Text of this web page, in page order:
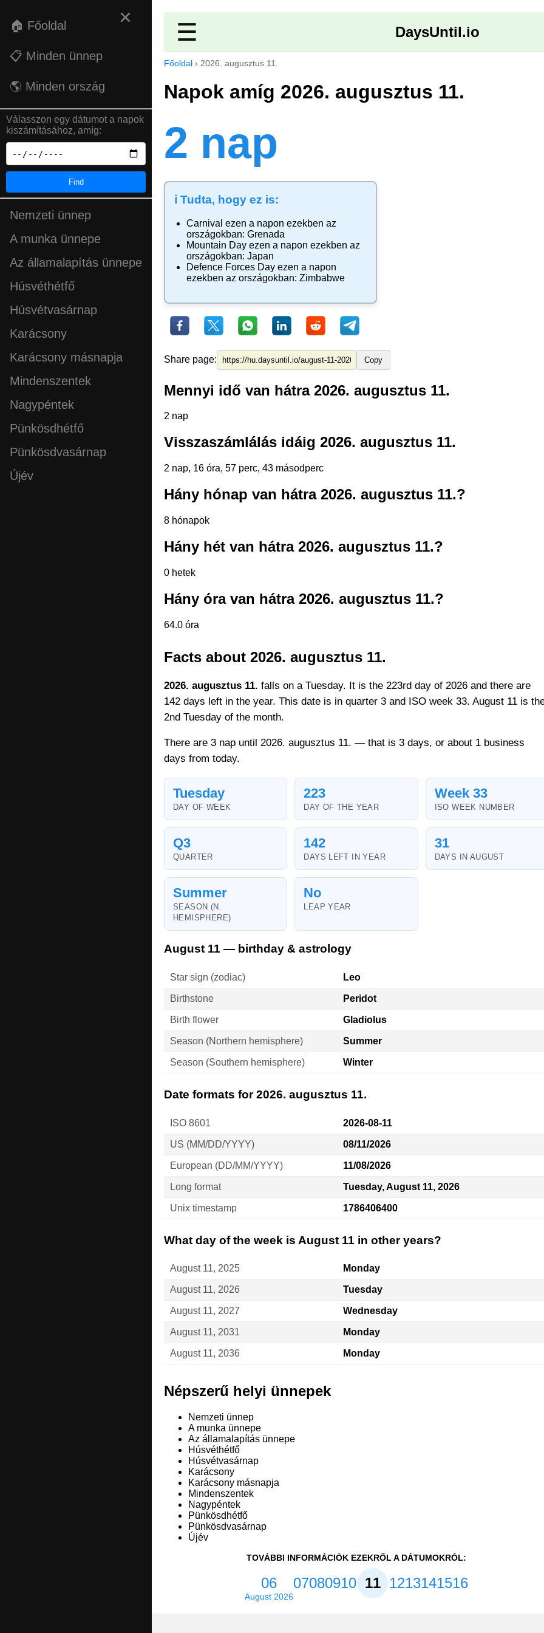
×
🏠 Főoldal
📋 Minden ünnep
🌎 Minden ország
Válasszon egy dátumot a napok
kiszámításához, amíg:
Find
Nemzeti ünnep
A munka ünnepe
Az államalapítás ünnepe
Húsvéthétfő
Húsvétvasárnap
Karácsony
Karácsony másnapja
Mindenszentek
Nagypéntek
Pünkösdhétfő
Pünkösdvasárnap
Újév
☰ DaysUntil.io
Főoldal › 2026. augusztus 11.
Napok amíg 2026. augusztus 11.
2 nap
ℹ️ Tudta, hogy ez is:
Carnival ezen a napon ezekben az
országokban: Grenada
Mountain Day ezen a napon ezekben az
országokban: Japan
Defence Forces Day ezen a napon
ezekben az országokban: Zimbabwe
Share page: Copy
Mennyi idő van hátra 2026. augusztus 11.
2 nap
Visszaszámlálás idáig 2026. augusztus 11.
2 nap, 16 óra, 57 perc, 43 másodperc
Hány hónap van hátra 2026. augusztus 11.?
8 hónapok
Hány hét van hátra 2026. augusztus 11.?
0 hetek
Hány óra van hátra 2026. augusztus 11.?
64.0 óra
Facts about 2026. augusztus 11.
2026. augusztus 11. falls on a Tuesday. It is the 223rd day of 2026 and there are
142 days left in the year. This date is in quarter 3 and ISO week 33. August 11 is
2nd Tuesday of the month.
There are 3 nap until 2026. augusztus 11. — that is 3 days, or about 1 business
days from today.
Tuesday
DAY OF WEEK
223
DAY OF THE YEAR
Week 33
ISO WEEK NUMBER
Q3
QUARTER
142
DAYS LEFT IN YEAR
31
DAYS IN AUGUST
Summer
SEASON (N.
HEMISPHERE)
No
LEAP YEAR
August 11 — birthday & astrology
Star sign (zodiac) Leo
Birthstone Peridot
Birth flower Gladiolus
Season (Northern hemisphere) Summer
Season (Southern hemisphere) Winter
Date formats for 2026. augusztus 11.
ISO 8601 2026-08-11
US (MM/DD/YYYY) 08/11/2026
European (DD/MM/YYYY) 11/08/2026
Long format Tuesday, August 11, 2026
Unix timestamp 1786406400
What day of the week is August 11 in other years?
August 11, 2025 Monday
August 11, 2026 Tuesday
August 11, 2027 Wednesday
August 11, 2031 Monday
August 11, 2036 Monday
Népszerű helyi ünnepek
Nemzeti ünnep
A munka ünnepe
Az államalapítás ünnepe
Húsvéthétfő
Húsvétvasárnap
Karácsony
Karácsony másnapja
Mindenszentek
Nagypéntek
Pünkösdhétfő
Pünkösdvasárnap
Újév
TOVÁBBI INFORMÁCIÓK EZEKRŐL A DÁTUMOKRÓL:
06
August 2026
07080910111213141516